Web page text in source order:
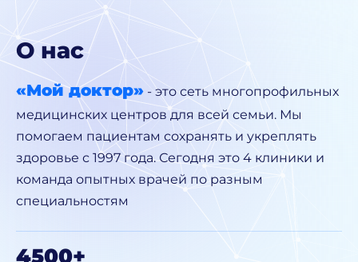
О нас
«Мой доктор» - это сеть многопрофильных
медицинских центров для всей семьи. Мы
помогаем пациентам сохранять и укреплять
здоровье с 1997 года. Сегодня это 4 клиники и
команда опытных врачей по разным
специальностям
4500+